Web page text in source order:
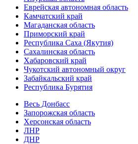
Еврейская автономная область
Камчатский край
Магаданская область
Приморский край
Республика Саха (Якутия)
Сахалинская область
Хабаровский край
Чукотский автономный округ
Забайкальский край
Республика Бурятия
Весь Донбасс
Запорожская область
Херсонская область
ЛНР
ДНР